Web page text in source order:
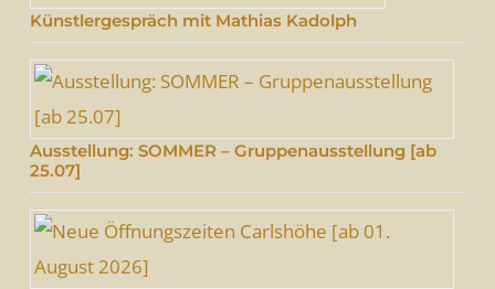
Künstlergespräch mit Mathias Kadolph
Ausstellung: SOMMER – Gruppenausstellung [ab
25.07]